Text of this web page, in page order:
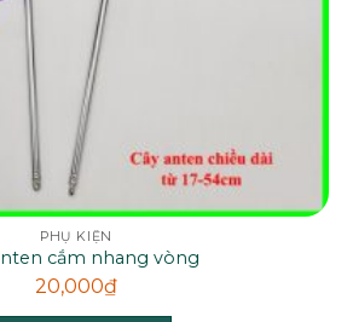
PHỤ KIỆN
cắm nhang vòng
20,000₫